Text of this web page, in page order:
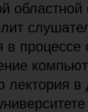
в процессе
лектория в